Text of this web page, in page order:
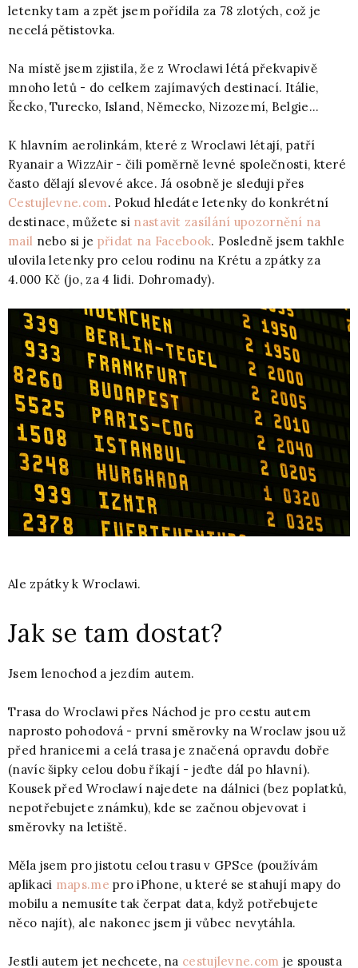
letenky tam a zpět jsem pořídila za 78 zlotých, což je
necelá pětistovka.
Na místě jsem zjistila, že z Wroclawi létá překvapivě
mnoho letů - do celkem zajímavých destinací. Itálie,
Řecko, Turecko, Island, Německo, Nizozemí, Belgie...
K hlavním aerolinkám, které z Wroclawi létají, patří
Ryanair a WizzAir - čili poměrně levné společnosti, které
často dělají slevové akce. Já osobně je sleduji přes
Cestujlevne.com. Pokud hledáte letenky do konkrétní
destinace, můžete si nastavit zasílání upozornění na
mail nebo si je přidat na Facebook. Posledně jsem takhle
ulovila letenky pro celou rodinu na Krétu a zpátky za
4.000 Kč (jo, za 4 lidi. Dohromady).
Ale zpátky k Wroclawi.
Jak se tam dostat?
Jsem lenochod a jezdím autem.
Trasa do Wroclawi přes Náchod je pro cestu autem
naprosto pohodová - první směrovky na Wroclaw jsou už
před hranicemi a celá trasa je značená opravdu dobře
(navíc šipky celou dobu říkají - jeďte dál po hlavní).
Kousek před Wroclawí najedete na dálnici (bez poplatků,
nepotřebujete známku), kde se začnou objevovat i
směrovky na letiště.
Měla jsem pro jistotu celou trasu v GPSce (používám
aplikaci maps.me pro iPhone, u které se stahují mapy do
mobilu a nemusíte tak čerpat data, když potřebujete
něco najít), ale nakonec jsem ji vůbec nevytáhla.
Jestli autem jet nechcete, na cestujlevne.com je spousta